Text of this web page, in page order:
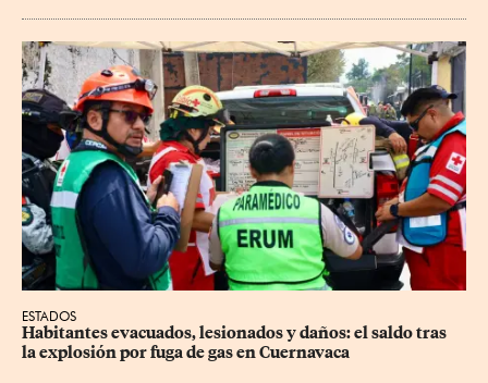
ESTADOS
Habitantes evacuados, lesionados y daños: el saldo tras
la explosión por fuga de gas en Cuernavaca